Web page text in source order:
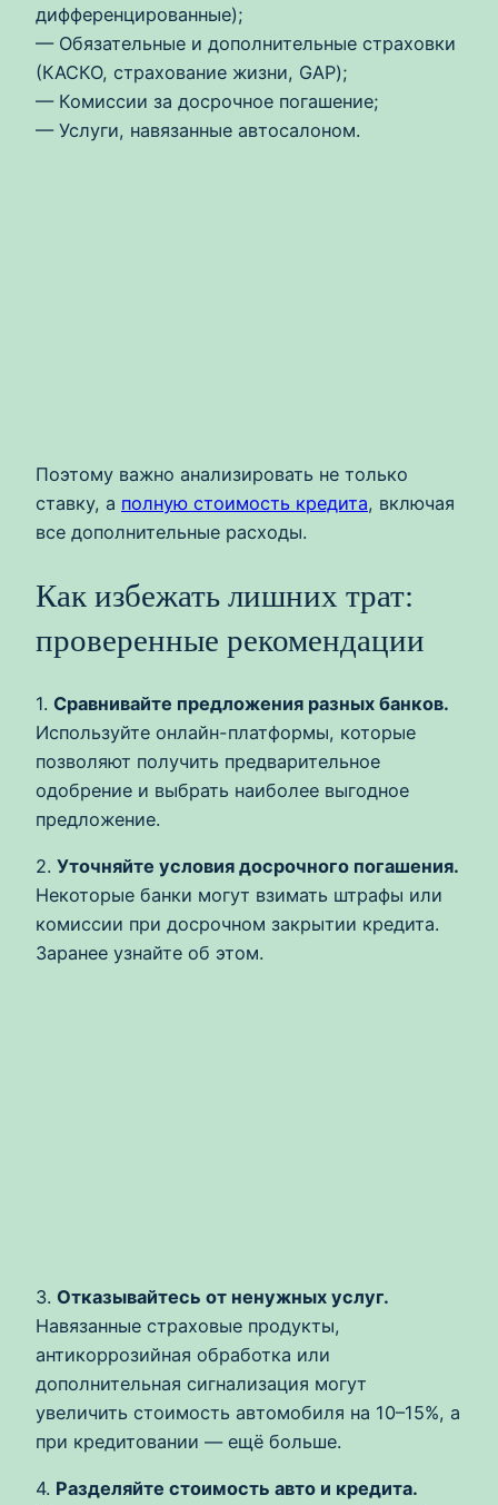
дифференцированные);
— Обязательные и дополнительные страховки
(КАСКО, страхование жизни, GAP);
— Комиссии за досрочное погашение;
— Услуги, навязанные автосалоном.
Поэтому важно анализировать не только
ставку, а полную стоимость кредита, включая
все дополнительные расходы.
Как избежать лишних трат:
проверенные рекомендации
1. Сравнивайте предложения разных банков.
Используйте онлайн-платформы, которые
позволяют получить предварительное
одобрение и выбрать наиболее выгодное
предложение.
2. Уточняйте условия досрочного погашения.
Некоторые банки могут взимать штрафы или
комиссии при досрочном закрытии кредита.
Заранее узнайте об этом.
3. Отказывайтесь от ненужных услуг.
Навязанные страховые продукты,
антикоррозийная обработка или
дополнительная сигнализация могут
увеличить стоимость автомобиля на 10–15%, а
при кредитовании — ещё больше.
4. Разделяйте стоимость авто и кредита.